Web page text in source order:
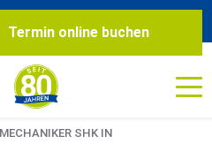
Termin online buchen
SHK IN